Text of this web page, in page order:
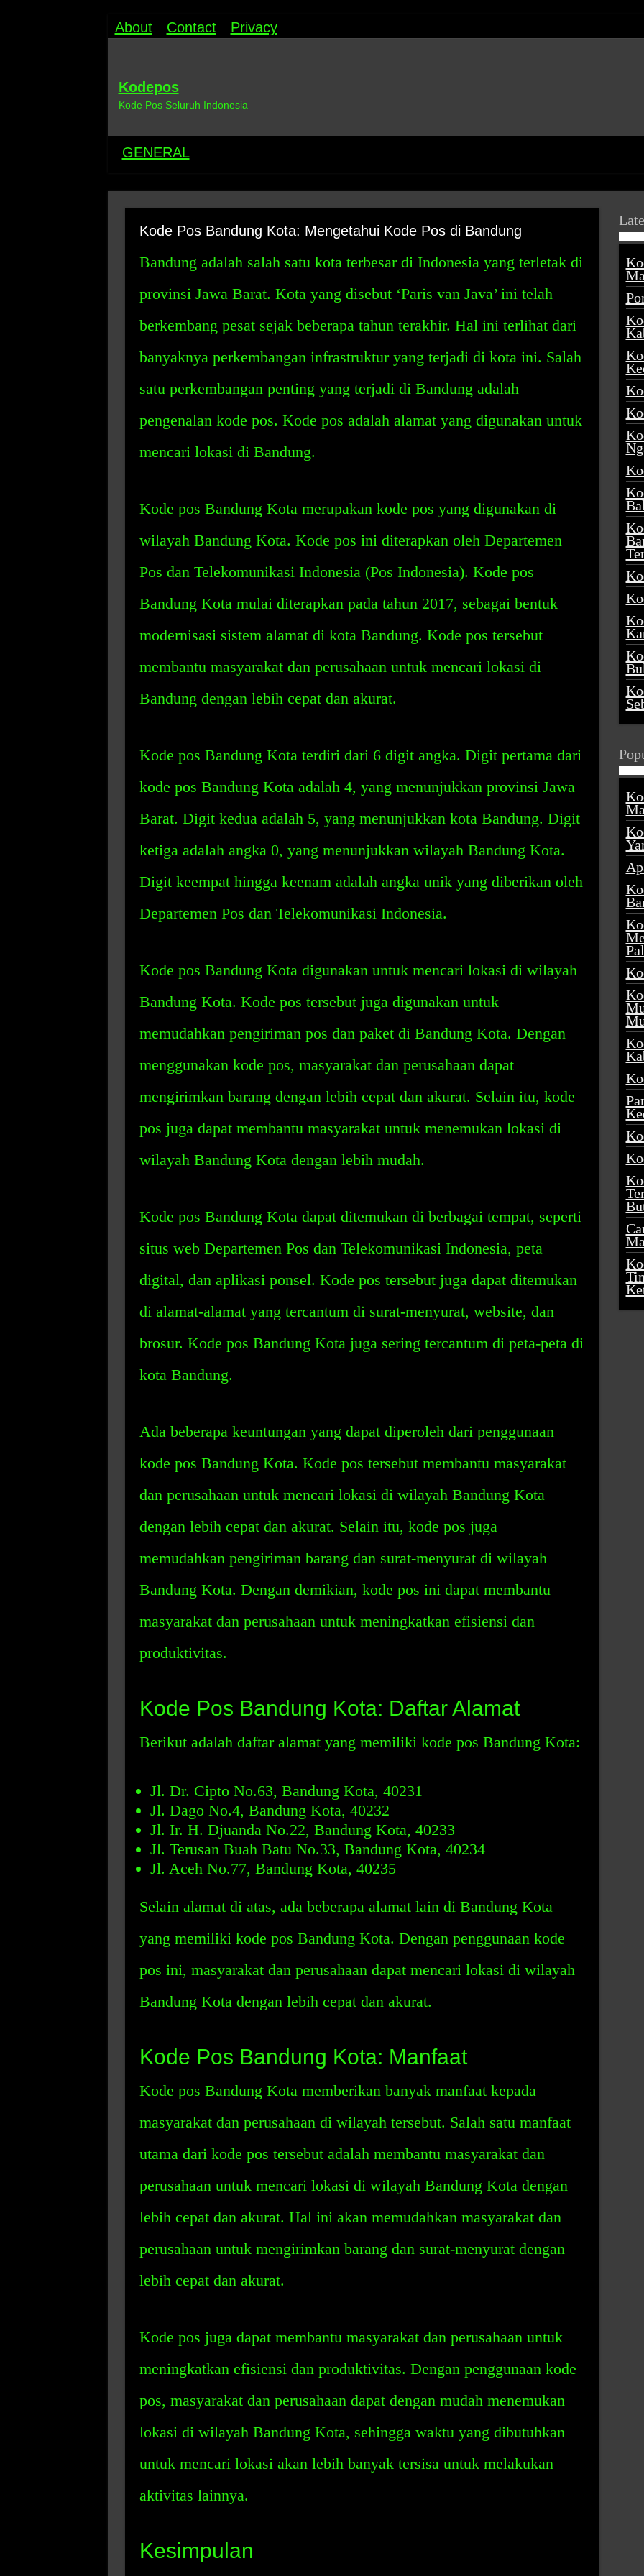
About Contact Privacy
Kodepos
Kode Pos Seluruh Indonesia
GENERAL
Kode Pos Bandung Kota: Mengetahui Kode Pos di Bandung
Bandung adalah salah satu kota terbesar di Indonesia yang terletak di
provinsi Jawa Barat. Kota yang disebut ‘Paris van Java’ ini telah
berkembang pesat sejak beberapa tahun terakhir. Hal ini terlihat dari
banyaknya perkembangan infrastruktur yang terjadi di kota ini. Salah
satu perkembangan penting yang terjadi di Bandung adalah
pengenalan kode pos. Kode pos adalah alamat yang digunakan untuk
mencari lokasi di Bandung.
Kode pos Bandung Kota merupakan kode pos yang digunakan di
wilayah Bandung Kota. Kode pos ini diterapkan oleh Departemen
Pos dan Telekomunikasi Indonesia (Pos Indonesia). Kode pos
Bandung Kota mulai diterapkan pada tahun 2017, sebagai bentuk
modernisasi sistem alamat di kota Bandung. Kode pos tersebut
membantu masyarakat dan perusahaan untuk mencari lokasi di
Bandung dengan lebih cepat dan akurat.
Kode pos Bandung Kota terdiri dari 6 digit angka. Digit pertama dari
kode pos Bandung Kota adalah 4, yang menunjukkan provinsi Jawa
Barat. Digit kedua adalah 5, yang menunjukkan kota Bandung. Digit
ketiga adalah angka 0, yang menunjukkan wilayah Bandung Kota.
Digit keempat hingga keenam adalah angka unik yang diberikan oleh
Departemen Pos dan Telekomunikasi Indonesia.
Kode pos Bandung Kota digunakan untuk mencari lokasi di wilayah
Bandung Kota. Kode pos tersebut juga digunakan untuk
memudahkan pengiriman pos dan paket di Bandung Kota. Dengan
menggunakan kode pos, masyarakat dan perusahaan dapat
mengirimkan barang dengan lebih cepat dan akurat. Selain itu, kode
pos juga dapat membantu masyarakat untuk menemukan lokasi di
wilayah Bandung Kota dengan lebih mudah.
Kode pos Bandung Kota dapat ditemukan di berbagai tempat, seperti
situs web Departemen Pos dan Telekomunikasi Indonesia, peta
digital, dan aplikasi ponsel. Kode pos tersebut juga dapat ditemukan
di alamat-alamat yang tercantum di surat-menyurat, website, dan
brosur. Kode pos Bandung Kota juga sering tercantum di peta-peta di
kota Bandung.
Ada beberapa keuntungan yang dapat diperoleh dari penggunaan
kode pos Bandung Kota. Kode pos tersebut membantu masyarakat
dan perusahaan untuk mencari lokasi di wilayah Bandung Kota
dengan lebih cepat dan akurat. Selain itu, kode pos juga
memudahkan pengiriman barang dan surat-menyurat di wilayah
Bandung Kota. Dengan demikian, kode pos ini dapat membantu
masyarakat dan perusahaan untuk meningkatkan efisiensi dan
produktivitas.
Kode Pos Bandung Kota: Daftar Alamat
Berikut adalah daftar alamat yang memiliki kode pos Bandung Kota:
Jl. Dr. Cipto No.63, Bandung Kota, 40231
Jl. Dago No.4, Bandung Kota, 40232
Jl. Ir. H. Djuanda No.22, Bandung Kota, 40233
Jl. Terusan Buah Batu No.33, Bandung Kota, 40234
Jl. Aceh No.77, Bandung Kota, 40235
Selain alamat di atas, ada beberapa alamat lain di Bandung Kota
yang memiliki kode pos Bandung Kota. Dengan penggunaan kode
pos ini, masyarakat dan perusahaan dapat mencari lokasi di wilayah
Bandung Kota dengan lebih cepat dan akurat.
Kode Pos Bandung Kota: Manfaat
Kode pos Bandung Kota memberikan banyak manfaat kepada
masyarakat dan perusahaan di wilayah tersebut. Salah satu manfaat
utama dari kode pos tersebut adalah membantu masyarakat dan
perusahaan untuk mencari lokasi di wilayah Bandung Kota dengan
lebih cepat dan akurat. Hal ini akan memudahkan masyarakat dan
perusahaan untuk mengirimkan barang dan surat-menyurat dengan
lebih cepat dan akurat.
Kode pos juga dapat membantu masyarakat dan perusahaan untuk
meningkatkan efisiensi dan produktivitas. Dengan penggunaan kode
pos, masyarakat dan perusahaan dapat dengan mudah menemukan
lokasi di wilayah Bandung Kota, sehingga waktu yang dibutuhkan
untuk mencari lokasi akan lebih banyak tersisa untuk melakukan
aktivitas lainnya.
Kesimpulan